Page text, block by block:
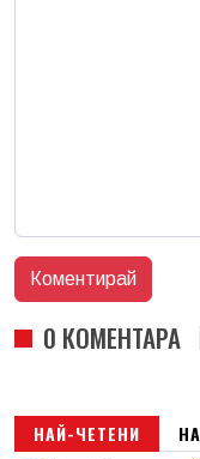
0 КОМЕНТАРА
НАЙ-ЧЕТЕНИ